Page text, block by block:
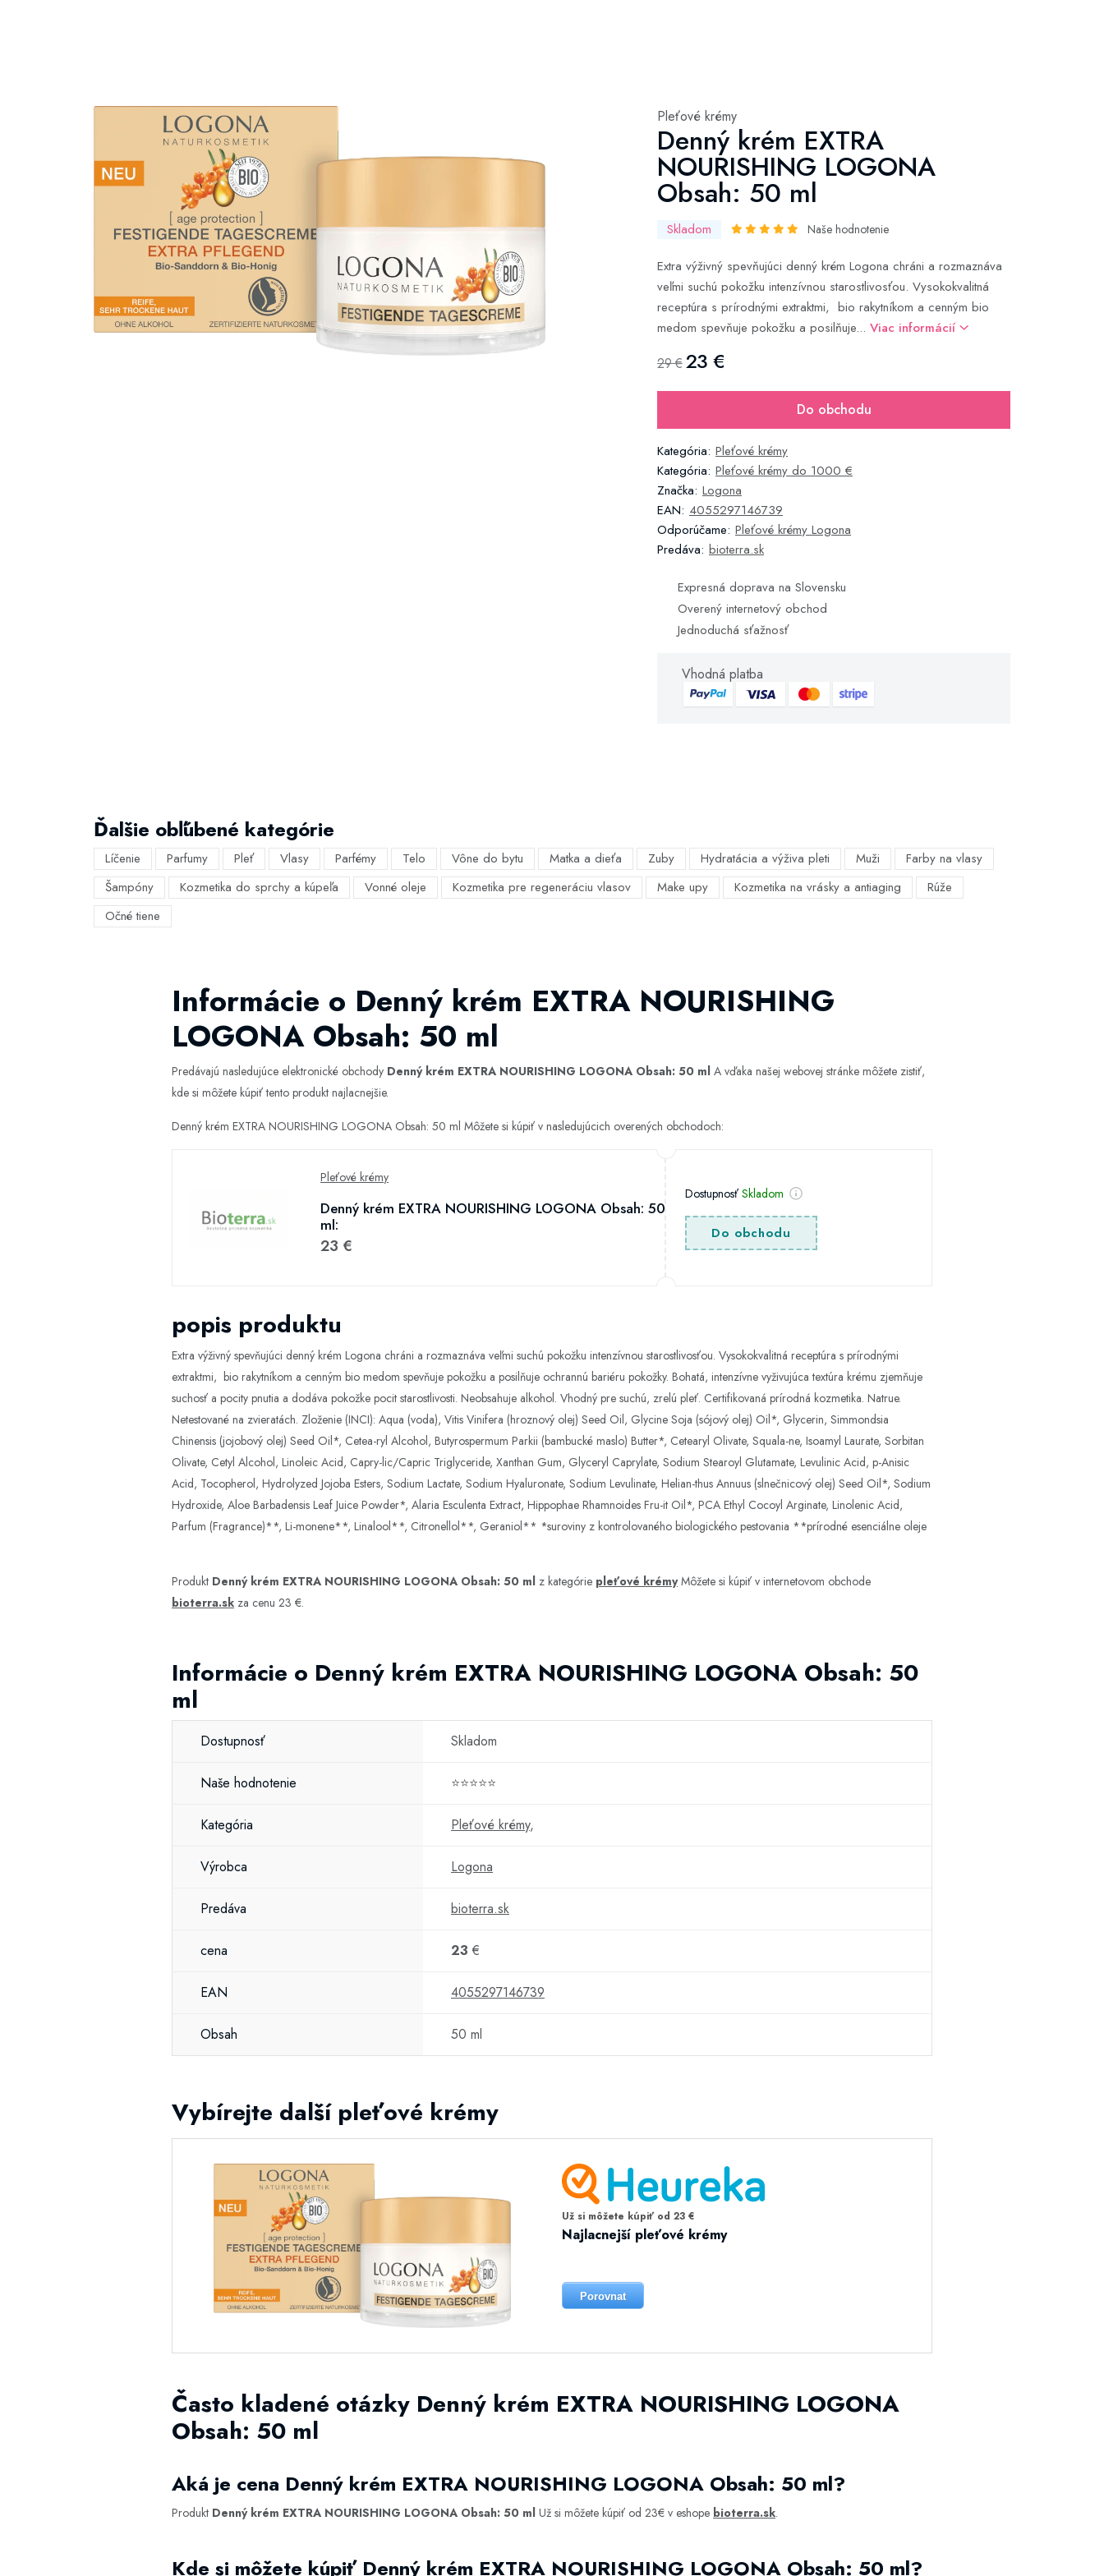
Pleťové krémy
Denný krém EXTRA
NOURISHING LOGONA
Obsah: 50 ml
Skladom Naše hodnotenie
Extra výživný spevňujúci denný krém Logona chráni a rozmaznáva
veľmi suchú pokožku intenzívnou starostlivosťou. Vysokokvalitná
receptúra ​​s prírodnými extraktmi, bio rakytníkom a cenným bio
medom spevňuje pokožku a posilňuje... Viac informácií
29 €23 €
Do obchodu
Kategória: Pleťové krémy
Kategória: Pleťové krémy do 1000 €
Značka: Logona
EAN: 4055297146739
Odporúčame: Pleťové krémy Logona
Predáva: bioterra.sk
Expresná doprava na Slovensku
Overený internetový obchod
Jednoduchá sťažnosť
Vhodná platba
Ďalšie obľúbené kategórie
Líčenie Parfumy Pleť Vlasy Parfémy Telo Vône do bytu Matka a dieťa Zuby Hydratácia a výživa pleti Muži
Farby na vlasy
Šampóny
Kozmetika do sprchy a kúpeľa Vonné oleje Kozmetika pre regeneráciu vlasov Make upy Kozmetika na vrásky a antiaging
Rúže
Očné tiene
Informácie o Denný krém EXTRA NOURISHING
LOGONA Obsah: 50 ml
Predávajú nasledujúce elektronické obchody Denný krém EXTRA NOURISHING LOGONA Obsah: 50 ml A vďaka našej webovej stránke môžete zistiť,
kde si môžete kúpiť tento produkt najlacnejšie.
Denný krém EXTRA NOURISHING LOGONA Obsah: 50 ml Môžete si kúpiť v nasledujúcich overených obchodoch:
Pleťové krémy
Denný krém EXTRA NOURISHING LOGONA Obsah: 50
ml:
23 €
DostupnosťSkladom
Do obchodu
popis produktu
Extra výživný spevňujúci denný krém Logona chráni a rozmaznáva veľmi suchú pokožku intenzívnou starostlivosťou. Vysokokvalitná receptúra ​​s prírodnými
extraktmi, bio rakytníkom a cenným bio medom spevňuje pokožku a posilňuje ochrannú bariéru pokožky. Bohatá, intenzívne vyživujúca textúra krému zjemňuje
suchosť a pocity pnutia a dodáva pokožke pocit starostlivosti. Neobsahuje alkohol. Vhodný pre suchú, zrelú pleť. Certifikovaná prírodná kozmetika. Natrue.
Netestované na zvieratách. Zloženie (INCI): Aqua (voda), Vitis Vinifera (hroznový olej) Seed Oil, Glycine Soja (sójový olej) Oil*, Glycerin, Simmondsia
Chinensis (jojobový olej) Seed Oil*, Cetea-ryl Alcohol, Butyrospermum Parkii (bambucké maslo) Butter*, Cetearyl Olivate, Squala-ne, Isoamyl Laurate, Sorbitan
Olivate, Cetyl Alcohol, Linoleic Acid, Capry-lic/Capric Triglyceride, Xanthan Gum, Glyceryl Caprylate, Sodium Stearoyl Glutamate, Levulinic Acid, p-Anisic
Acid, Tocopherol, Hydrolyzed Jojoba Esters, Sodium Lactate, Sodium Hyaluronate, Sodium Levulinate, Helian-thus Annuus (slnečnicový olej) Seed Oil*, Sodium
Hydroxide, Aloe Barbadensis Leaf Juice Powder*, Alaria Esculenta Extract, Hippophae Rhamnoides Fru-it Oil*, PCA Ethyl Cocoyl Arginate, Linolenic Acid,
Parfum (Fragrance)**, Li-monene**, Linalool**, Citronellol**, Geraniol** *suroviny z kontrolovaného biologického pestovania **prírodné esenciálne oleje
Produkt Denný krém EXTRA NOURISHING LOGONA Obsah: 50 ml z kategórie pleťové krémyMôžete si kúpiť v internetovom obchode
bioterra.sk za cenu 23 €.
Informácie o Denný krém EXTRA NOURISHING LOGONA Obsah: 50
ml
Dostupnosť Skladom
Naše hodnotenie ⭐⭐⭐⭐⭐
Kategória Pleťové krémy,
Výrobca Logona
Predáva bioterra.sk
cena 23 €
EAN 4055297146739
Obsah 50 ml
Vybírejte další pleťové krémy
Už si môžete kúpiť od 23 €
Najlacnejší pleťové krémy
Porovnat
Často kladené otázky Denný krém EXTRA NOURISHING LOGONA
Obsah: 50 ml
Aká je cena Denný krém EXTRA NOURISHING LOGONA Obsah: 50 ml?
Produkt Denný krém EXTRA NOURISHING LOGONA Obsah: 50 ml Už si môžete kúpiť od 23€ v eshope bioterra.sk.
Kde si môžete kúpiť Denný krém EXTRA NOURISHING LOGONA Obsah: 50 ml?